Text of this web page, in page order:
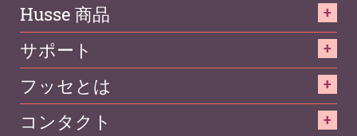
Husse 商品
サポート
フッセとは
コンタクト